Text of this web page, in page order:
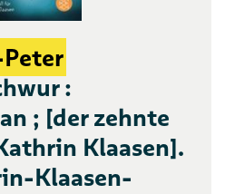
:
; [der zehnte
Klaasen].
Klaasen-